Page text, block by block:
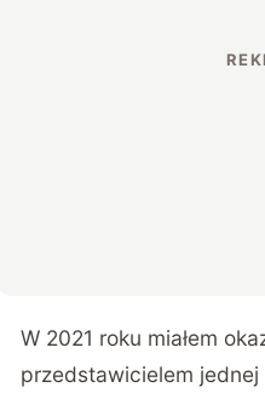
W 2021 roku miałem
przedstawicielem